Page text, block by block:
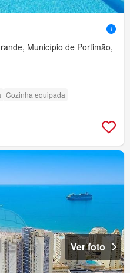
Município de Portimão,
Cozinha equipada
Ver foto